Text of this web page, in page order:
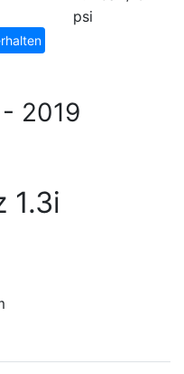
psi
2019
1.3i